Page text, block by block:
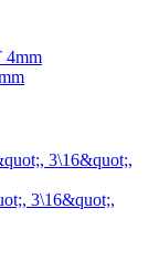
3\16&quot;,